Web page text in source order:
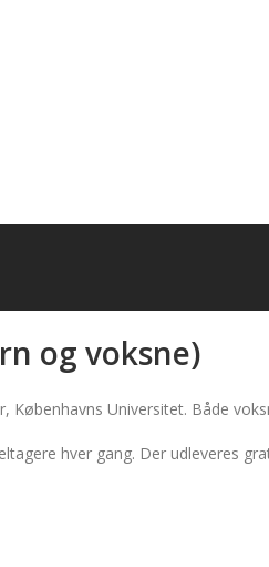
og voksne)
Københavns Universitet. Både
hver gang. Der udleveres